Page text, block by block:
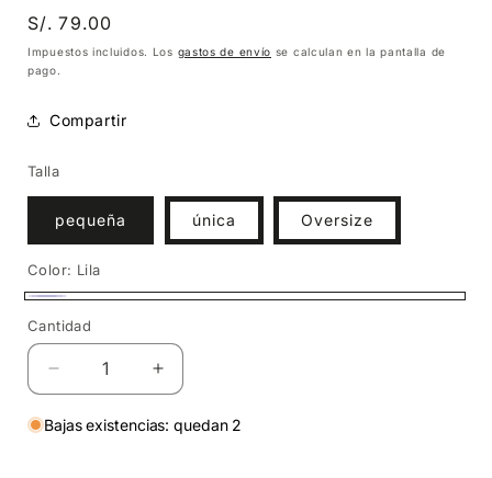
Precio
habitual
S/. 79.00
Impuestos incluidos. Los gastos de envío se calculan en la pantalla de
pago.
Compartir
Talla
pequeña única Oversize
Color: Lila
Cantidad
Cantidad
Reducir
cantidad
para
Aumentar
cantidad
para
Bajas existencias: quedan 2